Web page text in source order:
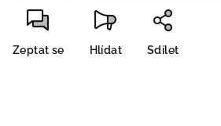
Zeptat se Hlídat Sdílet